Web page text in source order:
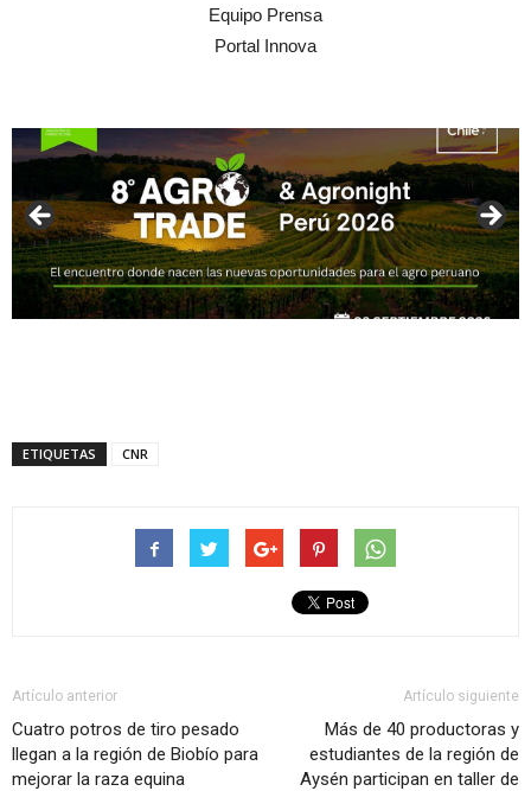
Equipo Prensa
Portal Innova
ETIQUETAS CNR
Artículo anterior
Cuatro potros de tiro pesado
llegan a la región de Biobío para
mejorar la raza equina
Artículo siguiente
Más de 40 productoras y
estudiantes de la región de
Aysén participan en taller de